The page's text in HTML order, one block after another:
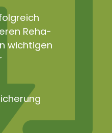
Reha-
wichtigen